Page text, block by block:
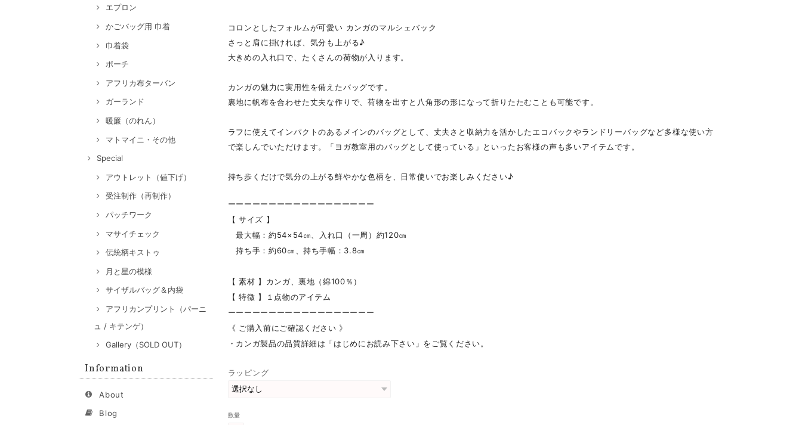
エプロン
かごバッグ用 巾着
巾着袋
ポーチ
アフリカ布ターバン
ガーランド
暖簾（のれん）
マトマイニ・その他
Special
アウトレット（値下げ）
受注制作（再制作）
パッチワーク
マサイチェック
伝統柄キストゥ
月と星の模様
サイザルバッグ＆内袋
アフリカンプリント（パーニ
ュ / キテンゲ）
Gallery（SOLD OUT）
Information
About
Blog
コロンとしたフォルムが可愛い カンガのマルシェバック
さっと肩に掛ければ、気分も上がる♪
大きめの入れ口で、たくさんの荷物が入ります。
カンガの魅力に実用性を備えたバッグです。
裏地に帆布を合わせた丈夫な作りで、荷物を出すと八角形の形になって折りたたむことも可能です。
ラフに使えてインパクトのあるメインのバッグとして、丈夫さと収納力を活かしたエコバックやランドリーバッグなど多様な使い方
で楽しんでいただけます。「ヨガ教室用のバッグとして使っている」といったお客様の声も多いアイテムです。
持ち歩くだけで気分の上がる鮮やかな色柄を、日常使いでお楽しみください♪
ーーーーーーーーーーーーーーーーーー
【 サイズ 】
最大幅：約54×54㎝、入れ口（一周）約120㎝
持ち手：約60㎝、持ち手幅：3.8㎝
【 素材 】カンガ、裏地（綿100％）
【 特徴 】１点物のアイテム
ーーーーーーーーーーーーーーーーーー
《 ご購入前にご確認ください 》
・カンガ製品の品質詳細は「はじめにお読み下さい」をご覧ください。
ラッピング
数量